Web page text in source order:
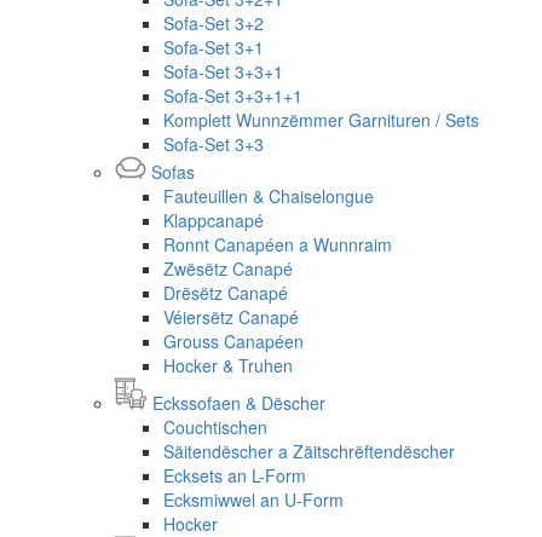
Sofa-Set 3+2
Sofa-Set 3+1
Sofa-Set 3+3+1
Sofa-Set 3+3+1+1
Komplett Wunnzëmmer Garnituren / Sets
Sofa-Set 3+3
Sofas
Fauteuillen & Chaiselongue
Klappcanapé
Ronnt Canapéen a Wunnraim
Zwësëtz Canapé
Drësëtz Canapé
Véiersëtz Canapé
Grouss Canapéen
Hocker & Truhen
Eckssofaen & Dëscher
Couchtischen
Säitendëscher a Zäitschrëftendëscher
Ecksets an L-Form
Ecksmiwwel an U-Form
Hocker